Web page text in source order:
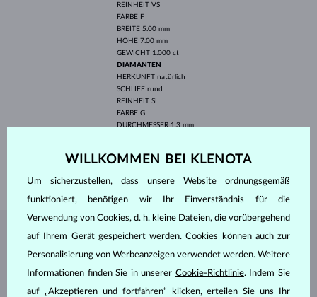
REINHEIT VS
FARBE F
BREITE 5.00 mm
HÖHE 7.00 mm
GEWICHT 1.000 ct
DIAMANTEN
HERKUNFT natürlich
SCHLIFF rund
REINHEIT SI
FARBE G
DURCHMESSER 1.3 mm
1.85 mm
SCHMUCK AUS DEMKLENOTA ATELIER
WILLKOMMEN BEI KLENOTA
Um sicherzustellen, dass unsere Website ordnungsgemäß
funktioniert, benötigen wir Ihr Einverständnis für die
Verwendung von Cookies, d. h. kleine Dateien, die vorübergehend
auf Ihrem Gerät gespeichert werden. Cookies können auch zur
Personalisierung von Werbeanzeigen verwendet werden. Weitere
Informationen finden Sie in unserer Cookie-Richtlinie. Indem Sie
auf „Akzeptieren und fortfahren“ klicken, erteilen Sie uns Ihr